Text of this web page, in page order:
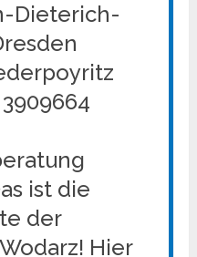
Dieterich-
3909664
ist die
der
Hier